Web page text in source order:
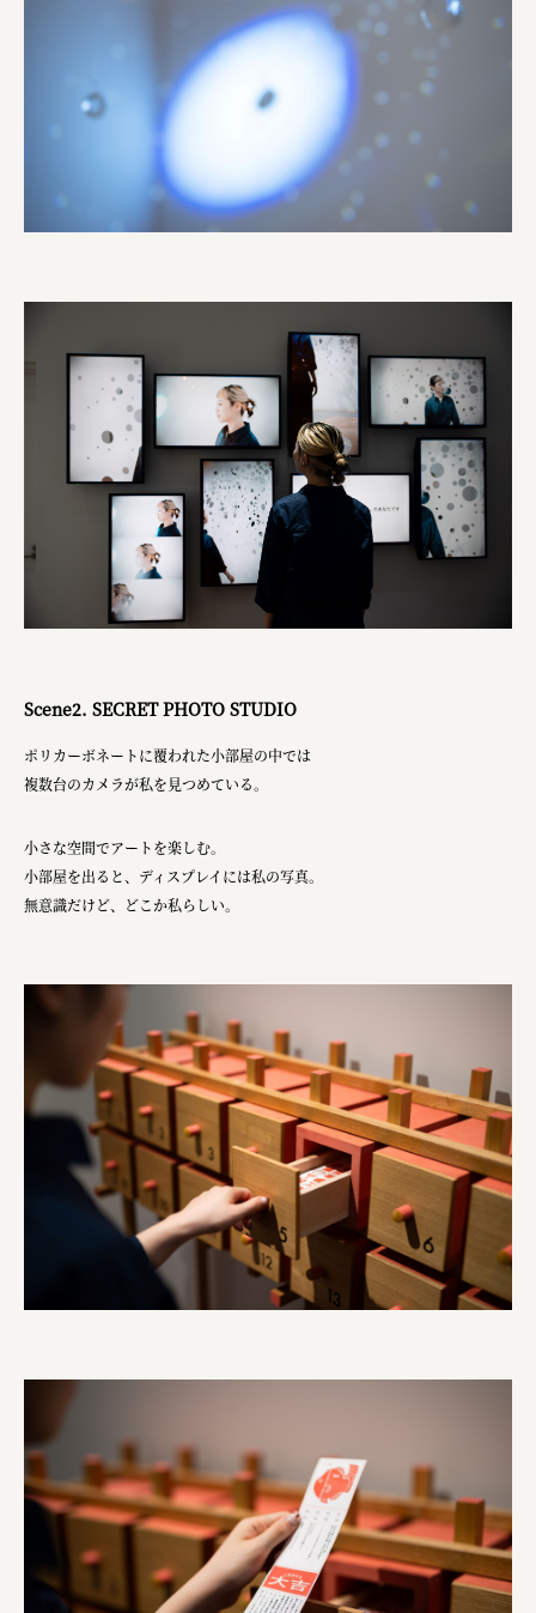
オーナークライアント 日南市／設計・施工 株式会社乃
株式会社美らイチゴ
amirisu株式会社
SPACE COTAN株式会社 / 大樹町役場企画商工課航空宇
クワトロ Quattro
フジ物産株式会社
ユウキ食品株式会社, 株式会社ビーツ
お茶と酒たすき
野村不動産ビルディング株式会社
大堀相馬焼陶吉郎窯
株式会社ゼロワンブースター
叶や豆冨 大椙食品
株式会社 京都産業振興センター
株式会社レリアン
日本出版販売株式会社
フードバレーとかち首都圏プロモーション実行委員会
株式会社 中華・高橋
オクズミ商事
学校法人加藤学園
横浜市
株式会社 未来ガ驚喜研究所
Panasonic
江東区
日鉄興和不動産株式会社
株式会社コスモスイニシア
Scene2. SECRET PHOTO STUDIO
ポリカーボネートに覆われた小部屋の中では
複数台のカメラが私を見つめている。
小さな空間でアートを楽しむ。
小部屋を出ると、ディスプレイには私の写真。
無意識だけど、どこか私らしい。